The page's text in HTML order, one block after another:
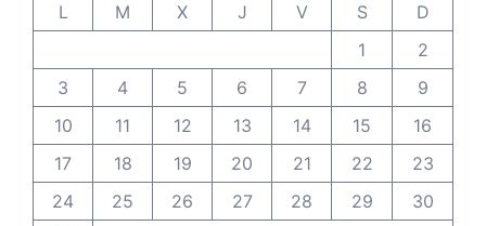
L
M X J V S
D
1
2
3
4 5 6 7 8
9
10
11 12 13 14 15
16
17
18 19 20 21 22
23
24
25 26 27 28 29
30